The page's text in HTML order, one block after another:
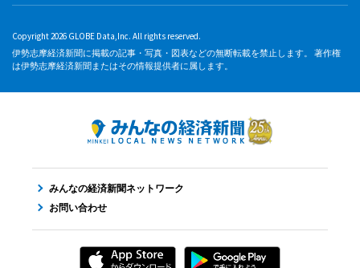
Copyright 2026 GLOBE Data,Inc. All rights reserved.
伊勢志摩経済新聞に掲載の記事・写真・図表などの無断転載を禁止します。 著作権
は伊勢志摩経済新聞またはその情報提供者に属します。
みんなの経済新聞ネットワーク
お問い合わせ